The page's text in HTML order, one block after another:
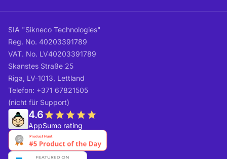
SIA "Sikneco Technologies"
Reg. No. 40203391789
VAT. No. LV40203391789
Skanstes Straße 25
Riga, LV-1013, Lettland
Telefon: +371 67821505
(nicht für Support)
4.6
AppSumo rating